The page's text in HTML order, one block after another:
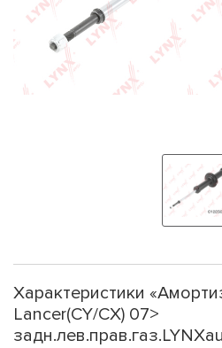
Характеристики
Lancer(CY/CX) 07>